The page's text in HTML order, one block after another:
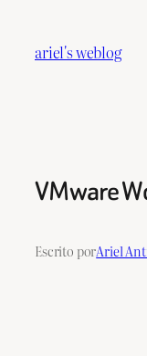
contenido
ariel's weblog
VMware
Escrito porAriel